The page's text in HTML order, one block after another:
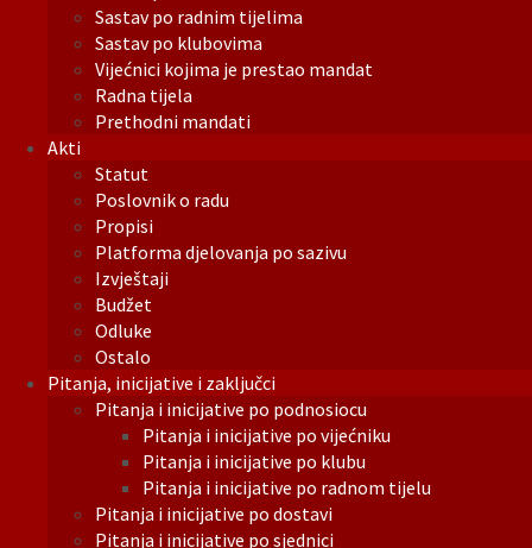
Sastav po radnim tijelima
Sastav po klubovima
Vijećnici kojima je prestao mandat
Radna tijela
Prethodni mandati
Akti
Statut
Poslovnik o radu
Propisi
Platforma djelovanja po sazivu
Izvještaji
Budžet
Odluke
Ostalo
Pitanja, inicijative i zaključci
Pitanja i inicijative po podnosiocu
Pitanja i inicijative po vijećniku
Pitanja i inicijative po klubu
Pitanja i inicijative po radnom tijelu
Pitanja i inicijative po dostavi
Pitanja i inicijative po sjednici